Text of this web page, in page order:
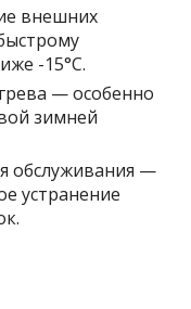
внешних
-15°C.
— особенно
зимней
обслуживания —
устранение